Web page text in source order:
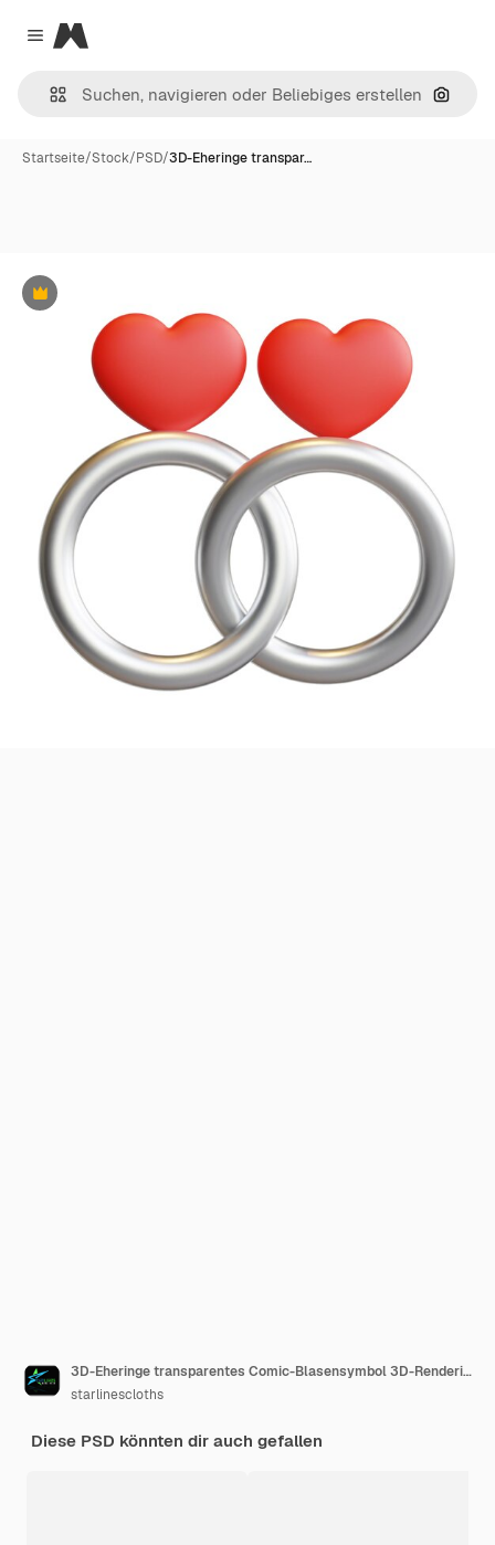
Close menu
Magnific
Nach
Startseite/Stock/PSD/3D-Eheringe transpar…
Premium
3D-Eheringe transparentes Comic-Blasensymbol 3D-Renderillustration in hoher Qualität
starlinescloths
Diese PSD könnten dir auch gefallen